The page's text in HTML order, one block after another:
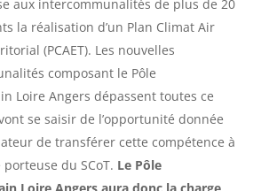
aux intercommunalités de plus de 20
la réalisation d’un Plan Climat Air
(PCAET). Les nouvelles
composant le Pôle
Loire Angers dépassent toutes ce
se saisir de l’opportunité donnée
de transférer cette compétence à
du SCoT. Le Pôle